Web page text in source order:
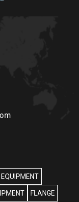
FLANGE